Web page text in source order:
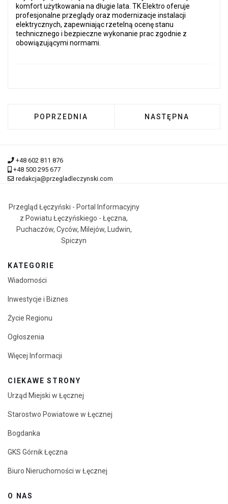
komfort użytkowania na długie lata. TK Elektro oferuje
profesjonalne przeglądy oraz modernizacje instalacji
elektrycznych, zapewniając rzetelną ocenę stanu
technicznego i bezpieczne wykonanie prac zgodnie z
obowiązującymi normami.
POPRZEDNIA STRONA: Z MYŚLĄ O
POPRZEDNIA NASTĘPNA
NASTĘPNA
+48 602 811 876
+48 500 295 677
redakcja@przegladleczynski.com
Przegląd Łęczyński - Portal Informacyjny
z Powiatu Łęczyńskiego - Łęczna,
Puchaczów, Cyców, Milejów, Ludwin,
Spiczyn
KATEGORIE
Wiadomości
Inwestycje i Biznes
Życie Regionu
Ogłoszenia
Więcej Informacji
CIEKAWE STRONY
Urząd Miejski w Łęcznej
Starostwo Powiatowe w Łęcznej
Bogdanka
GKS Górnik Łęczna
Biuro Nieruchomości w Łęcznej
O NAS